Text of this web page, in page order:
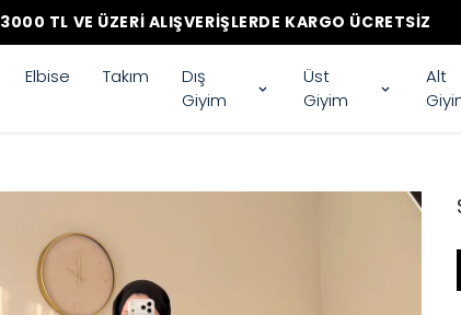
3000 TL VE ÜZERI ALIŞVERIŞLERDE KARGO ÜCRETSIZ
Elbise Takım
Dış
Giyim
Üst
Giyim
Alt